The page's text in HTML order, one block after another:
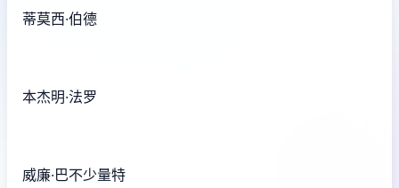
蒂莫西·伯德
本杰明·法罗
威廉·巴不少量特